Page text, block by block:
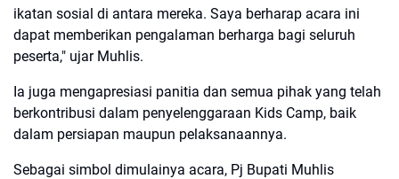
ikatan sosial di antara mereka. Saya berharap acara ini
dapat memberikan pengalaman berharga bagi seluruh
peserta," ujar Muhlis.
Ia juga mengapresiasi panitia dan semua pihak yang telah
berkontribusi dalam penyelenggaraan Kids Camp, baik
dalam persiapan maupun pelaksanaannya.
Sebagai simbol dimulainya acara, Pj Bupati Muhlis